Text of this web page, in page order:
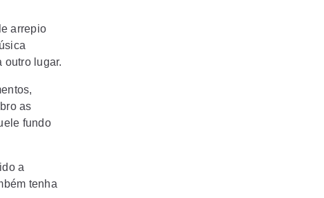
arrepio
outro lugar.
as
fundo
a
tenha